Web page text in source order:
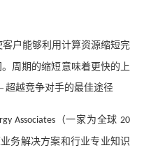
户能够利用计算资源缩短完
周期的缩短意味着更快的上
超越竞争对手的最佳途径
Associates（一家为全球 20
务解决方案和行业专业知识